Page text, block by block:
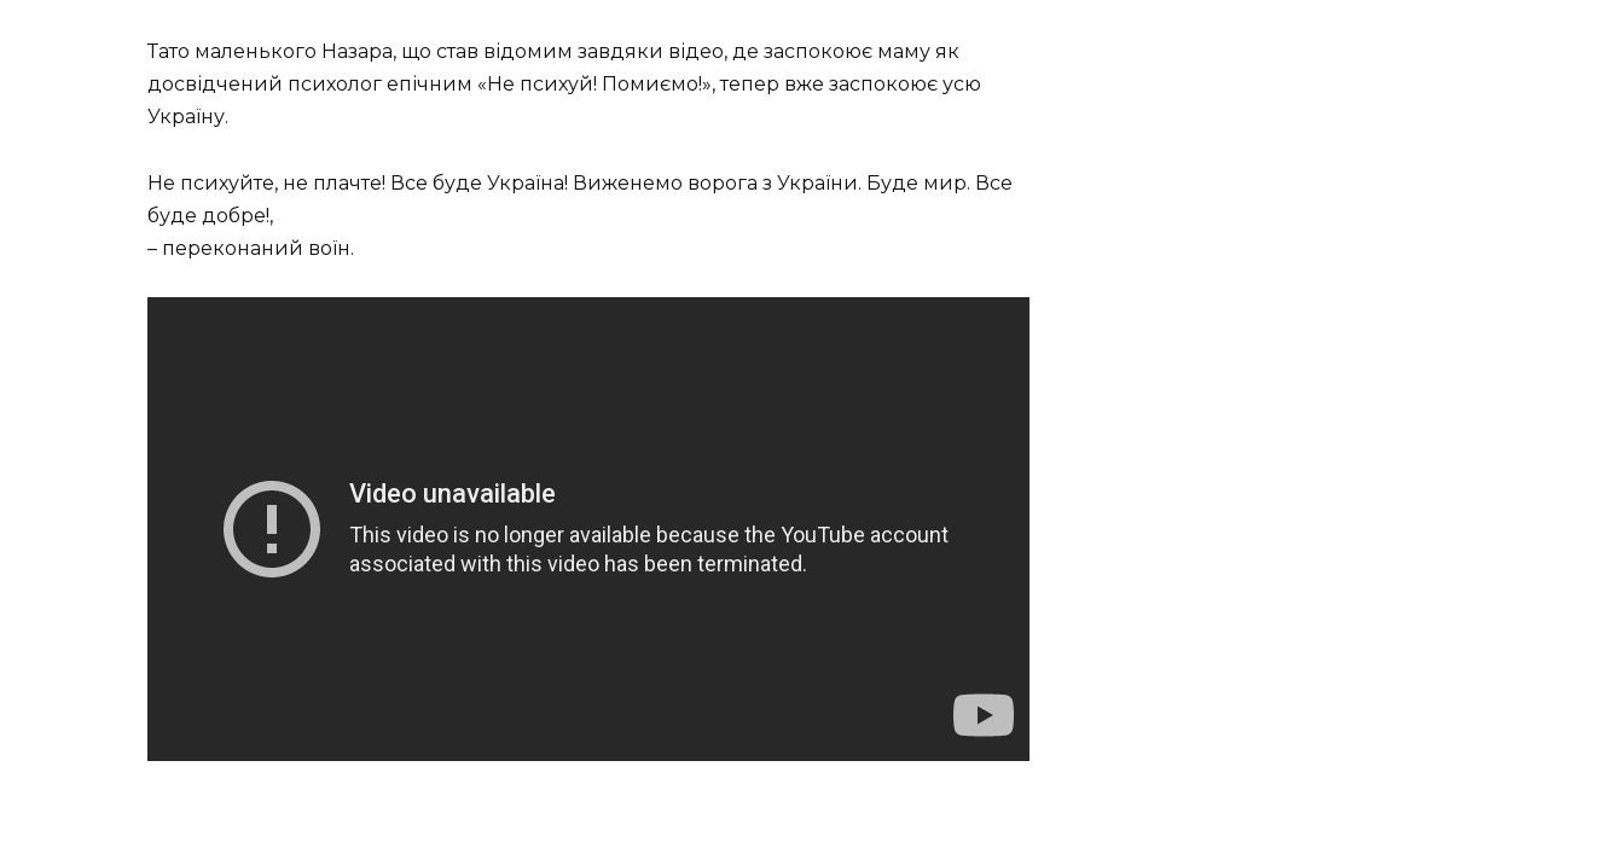
Тато маленького Назара, що став відомим завдяки відео, де заспокоює маму як
досвідчений психолог епічним «Не психуй! Помиємо!», тепер вже заспокоює усю
Україну.
Не психуйте, не плачте! Все буде Україна! Виженемо ворога з України. Буде мир. Все
буде добре!,
– переконаний воїн.